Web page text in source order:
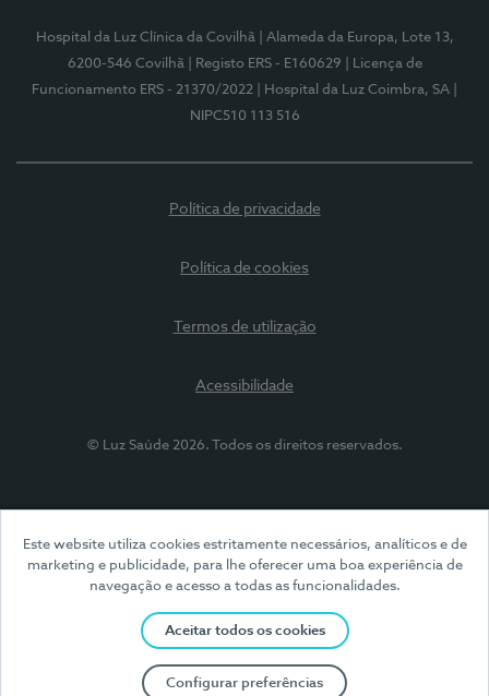
Este website utiliza cookies estritamente necessários, analíticos e de
marketing e publicidade, para lhe oferecer uma boa experiência de
navegação e acesso a todas as funcionalidades.
Aceitar todos os cookies
Configurar preferências
Hospital da Luz Clínica da Covilhã
| Alameda da Europa, Lote 13,
6200-546 Covilhã
| Registo ERS - E160629
| Licença de
Funcionamento ERS - 21370/2022
| Hospital da Luz Coimbra, SA
NIPC510 113 516
Política de privacidade
Política de cookies
Termos de utilização
Acessibilidade
© Luz Saúde 2026. Todos os direitos reservados.